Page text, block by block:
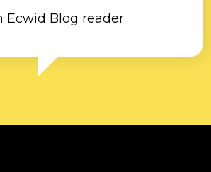
Ecwid Blog reader